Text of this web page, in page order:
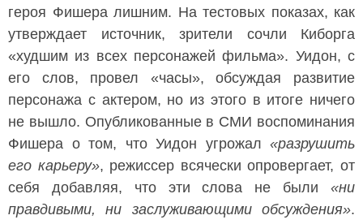
героя Фишера лишним. На тестовых показах, как
утверждает источник, зрители сочли Киборга
«худшим из всех персонажей фильма». Уидон, с
его слов, провел «часы», обсуждая развитие
персонажа с актером, но из этого в итоге ничего
не вышло. Опубликованные в СМИ воспоминания
Фишера о том, что Уидон угрожал «разрушить
его карьеру», режиссер всячески опровергает, от
себя добавляя, что эти слова не были «ни
правдивыми, ни заслуживающими обсуждения».